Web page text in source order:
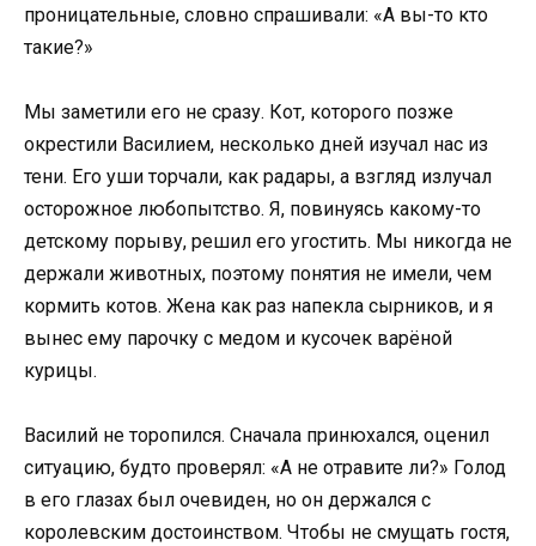
проницательные, словно спрашивали: «А вы-то кто
такие?»
Мы заметили его не сразу. Кот, которого позже
окрестили Василием, несколько дней изучал нас из
тени. Его уши торчали, как радары, а взгляд излучал
осторожное любопытство. Я, повинуясь какому-то
детскому порыву, решил его угостить. Мы никогда не
держали животных, поэтому понятия не имели, чем
кормить котов. Жена как раз напекла сырников, и я
вынес ему парочку с медом и кусочек варёной
курицы.
Василий не торопился. Сначала принюхался, оценил
ситуацию, будто проверял: «А не отравите ли?» Голод
в его глазах был очевиден, но он держался с
королевским достоинством. Чтобы не смущать гостя,